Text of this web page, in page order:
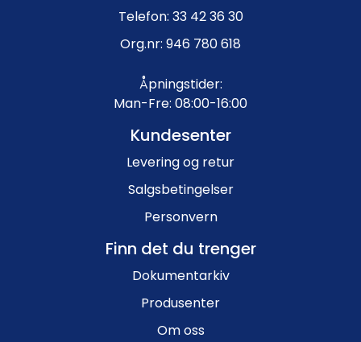
Telefon: 33 42 36 30
Org.nr: 946 780 618
Åpningstider:
Man-Fre: 08:00-16:00
Kundesenter
Levering og retur
Salgsbetingelser
Personvern
Finn det du trenger
Dokumentarkiv
Produsenter
Om oss